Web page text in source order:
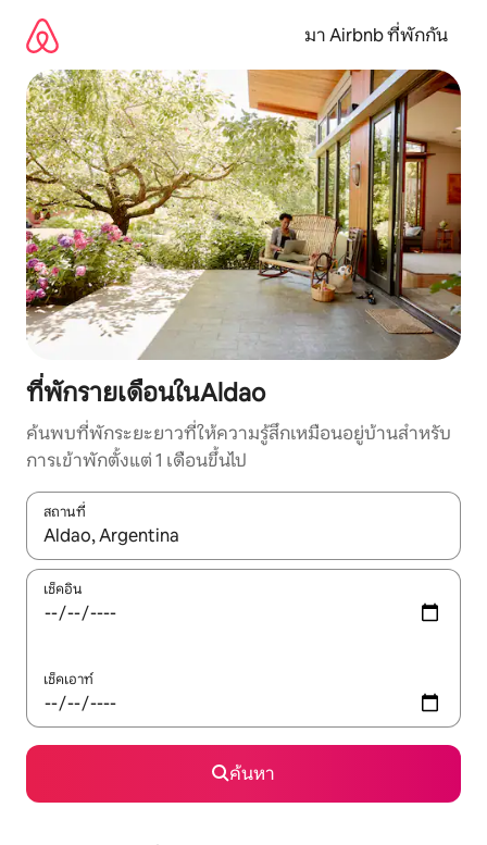
เนื้อหา
มา Airbnb ที่พักกัน
ที่พักรายเดือนในAldao
ค้นพบที่พักระยะยาวที่ให้ความรู้สึกเหมือนอยู่บ้านสำหรับ
การเข้าพักตั้งแต่ 1 เดือนขึ้นไป
สถานที่
ใช้ลูกศรขึ้นลง หรือใช้การสัมผัสหรือปัด เพื่อสำรวจผลการค้นหา
เช็คอิน
เช็คเอาท์
ค้นหา